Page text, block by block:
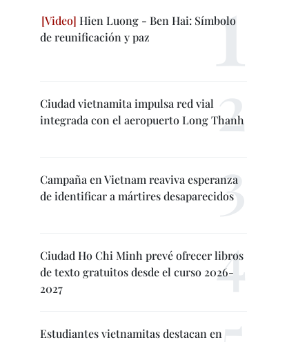
Hien Luong - Ben Hai: Símbolo
de reunificación y paz
Ciudad vietnamita impulsa red vial
integrada con el aeropuerto Long Thanh
Campaña en Vietnam reaviva esperanza
de identificar a mártires desaparecidos
Ciudad Ho Chi Minh prevé ofrecer libros
de texto gratuitos desde el curso 2026-
2027
Estudiantes vietnamitas destacan en